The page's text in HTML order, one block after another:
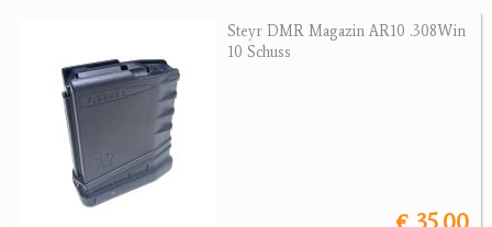
Optik
Bogensport
Zubehör
Steyr DMR Magazin AR10 .308Win
10 Schuss